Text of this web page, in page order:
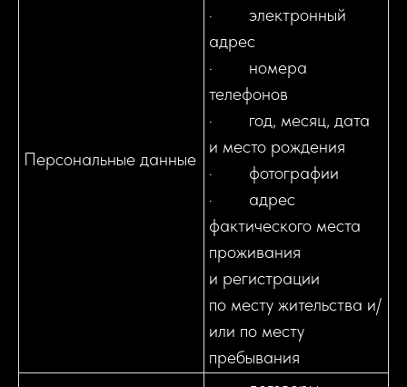
Персональные данные
· электронный
адрес
· номера
телефонов
· год, месяц, дата
и место рождения
· фотографии
· адрес
фактического места
проживания
и регистрации
по месту жительства и/
или по месту
пребывания